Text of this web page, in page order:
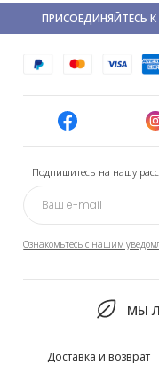
Подпишитесь на нашу
Ознакомьтесь с нашим
МЫ
ПРИСОЕДИНЯЙТЕСЬ К
Доставка и возврат